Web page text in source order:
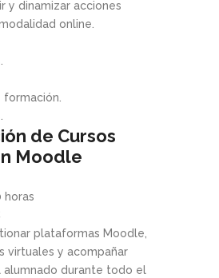
y dinamizar acciones
online.
formación.
de Cursos
Moodle
horas
plataformas Moodle,
virtuales y acompañar
alumnado durante todo el